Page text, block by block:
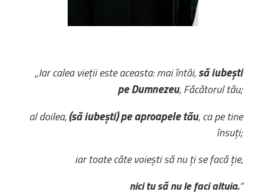
diecezei
Lectura Lunii
Prezentarea
„Iar calea vieții este aceasta: mai întâi,să iubești
pe Dumnezeu, Făcătorul tău;
al doilea,(să iubești) pe aproapele tău, ca pe tine
însuți;
iar toate câte voiești să nu ți se facă ție,
nici tu să nu le faci altuia.”